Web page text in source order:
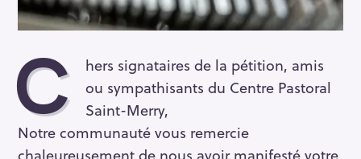
C
hers signataires de la pétition, amis
ou sympathisants du Centre Pastoral
Saint-Merry,
Notre communauté vous remercie